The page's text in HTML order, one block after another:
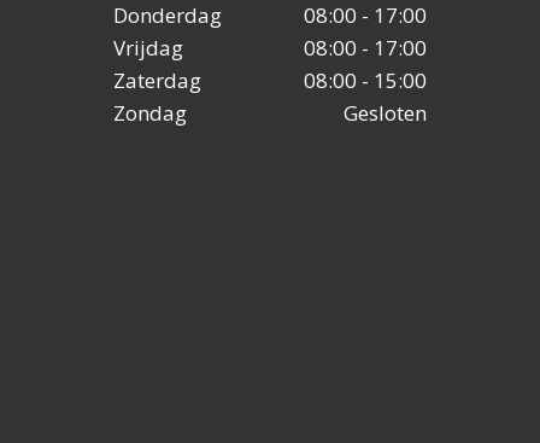
Donderdag
08:00 - 17:00
Vrijdag
08:00 - 17:00
Zaterdag
08:00 - 15:00
Zondag
Gesloten